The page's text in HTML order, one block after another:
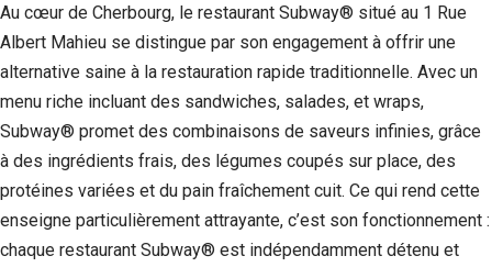
Au cœur de Cherbourg, le restaurant Subway® situé au 1 Rue
Albert Mahieu se distingue par son engagement à offrir une
alternative saine à la restauration rapide traditionnelle. Avec un
menu riche incluant des sandwiches, salades, et wraps,
Subway® promet des combinaisons de saveurs infinies, grâce
à des ingrédients frais, des légumes coupés sur place, des
protéines variées et du pain fraîchement cuit. Ce qui rend cette
enseigne particulièrement attrayante, c’est son fonctionnement :
chaque restaurant Subway® est indépendamment détenu et
Statistiques
Afin que
puissions
améliorer la
fonctionnalité
et la structure
du site Web,
en fonction
de la façon
dont le site